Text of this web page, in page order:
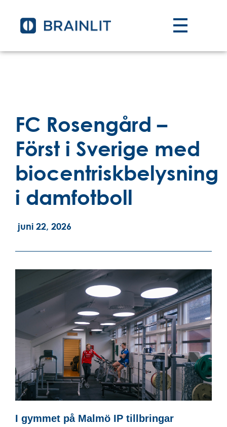
FC Rosengård –
Först i Sverige med
biocentriskbelysning
i damfotboll
juni 22, 2026
I gymmet på Malmö IP tillbringar